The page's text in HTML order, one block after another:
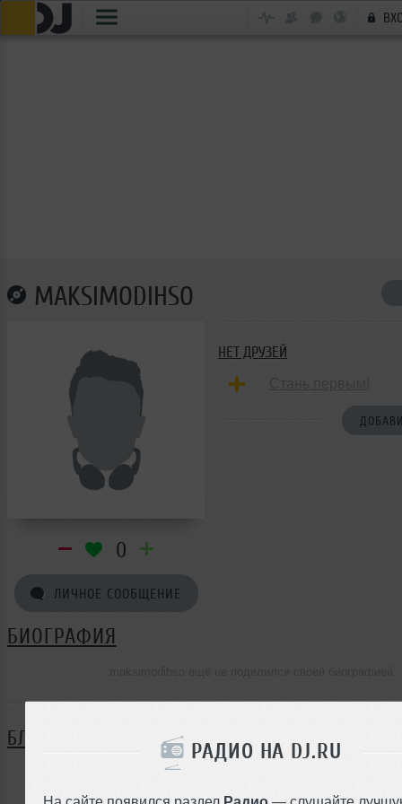
РАДИО НА DJ.RU
На сайте появился раздел Радио — слушайте
MAKSIMODIHSO
0
ЛИЧНОЕ СООБЩЕНИЕ
НЕТ ДРУЗЕЙ
БИОГРАФИЯ
БЛОГ